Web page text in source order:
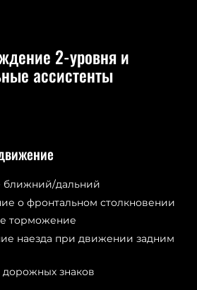
2-уровня и
ассистенты
дальний
о фронтальном столкновении
торможение
наезда при движении задним
дорожных знаков